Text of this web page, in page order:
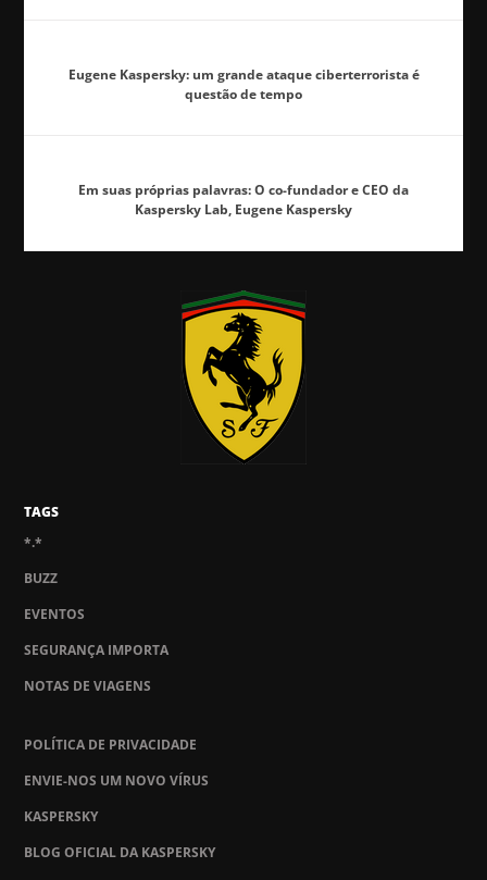
Eugene Kaspersky: um grande ataque ciberterrorista é
questão de tempo
Em suas próprias palavras: O co-fundador e CEO da
Kaspersky Lab, Eugene Kaspersky
TAGS
*.*
BUZZ
EVENTOS
SEGURANÇA IMPORTA
NOTAS DE VIAGENS
POLÍTICA DE PRIVACIDADE
ENVIE-NOS UM NOVO VÍRUS
KASPERSKY
BLOG OFICIAL DA KASPERSKY